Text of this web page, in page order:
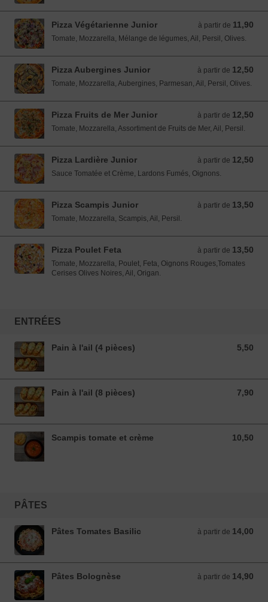
Pizza Végétarienne Junior à partir de 11,90
à partir de 11,90 EUR
Tomate, Mozzarella, Mélange de légumes, Ail, Persil, Olives.
Pizza Aubergines Junior à partir de 12,50
à partir de 12,50 EUR
Tomate, Mozzarella, Aubergines, Parmesan, Ail, Persil, Olives.
Pizza Fruits de Mer Junior à partir de 12,50
à partir de 12,50 EUR
Tomate, Mozzarella, Assortiment de Fruits de Mer, Ail, Persil.
Pizza Lardière Junior à partir de 12,50
à partir de 12,50 EUR
Sauce Tomatée et Crème, Lardons Fumés, Oignons.
Pizza Scampis Junior à partir de 13,50
à partir de 13,50 EUR
Tomate, Mozzarella, Scampis, Ail, Persil.
Pizza Poulet Feta à partir de 13,50
à partir de 13,50 EUR
Tomate, Mozzarella, Poulet, Feta, Oignons Rouges,Tomates
Cerises Olives Noires, Ail, Origan.
ENTRÉES
Pain à l'ail (4 pièces) 5,50
5,50 EUR
Pain à l'ail (8 pièces) 7,90
7,90 EUR
Scampis tomate et crème 10,50
10,50 EUR
PÂTES
Pâtes Tomates Basilic à partir de 14,00
à partir de 14,00 EUR
Pâtes Bolognèse à partir de 14,90
à partir de 14,90 EUR